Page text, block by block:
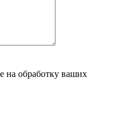
на обработку ваших